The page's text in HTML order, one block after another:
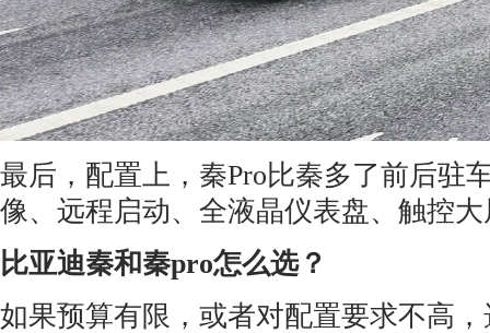
最后，配置上，秦Pro比秦多了前后驻
像、远程启动、全液晶仪表盘、触控
比亚迪秦和秦pro怎么选？
如果预算有限，或者对配置要求不高